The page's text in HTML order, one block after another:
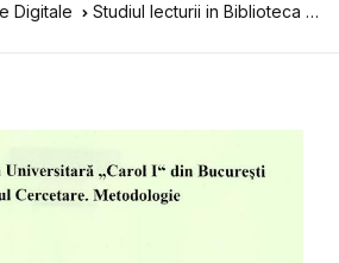
Digitale Studiul lecturii in Biblioteca Centrala Universitara „Carol I” din Bucuresti